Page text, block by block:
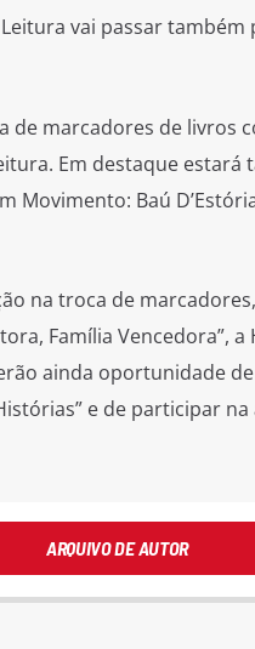
vai passar também
de marcadores de livros
Em destaque estará
Movimento: Baú
na troca de
Família Vencedora”, a
ainda oportunidade de
e de participar
ARQUIVO DE AUTOR